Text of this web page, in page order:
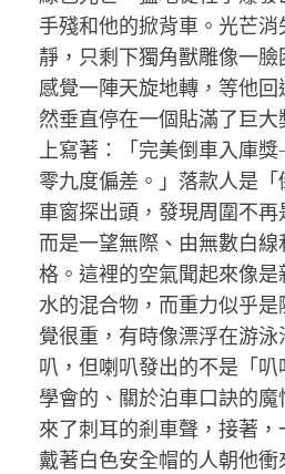
手殘和他的掀背車。光芒
靜，只剩下獨角獸雕像一
感覺一陣天旋地轉，等他
然垂直停在一個貼滿了巨
上寫著：「完美倒車入庫
零九度偏差。」落款人是
車窗探出頭，發現周圍不再
而是一望無際、由無數白
格。這裡的空氣聞起來像
水的混合物，而重力似乎
覺很重，有時像漂浮在游
叭，但喇叭發出的不是「
學會的、關於泊車口訣的
來了刺耳的剎車聲，接著
戴著白色安全帽的人朝他